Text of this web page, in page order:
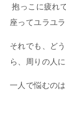
抱っこに疲れ
座ってユラユ
それでも、ど
ら、周りの人
一人で悩むの